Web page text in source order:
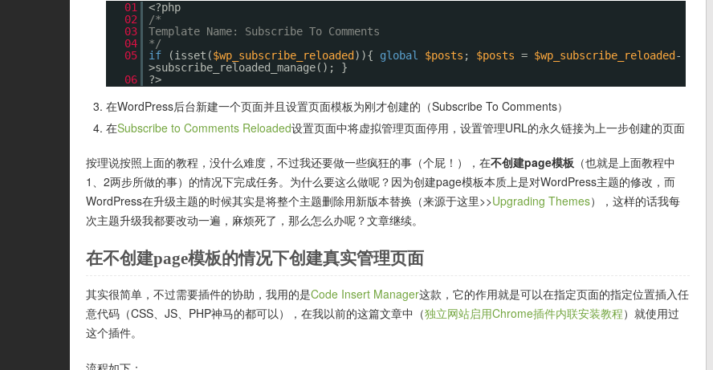
01
<?php
02
/*
03
Template Name: Subscribe To Comments
04
*/
05
if (isset($wp_subscribe_reloaded )){ global $posts ; $posts = $wp_subscribe_reloaded -
>subscribe_reloaded_manage(); }
06
?>
在WordPress后台新建一个页面并且设置页面模板为刚才创建的（Subscribe To Comments）
在Subscribe to Comments Reloaded设置页面中将虚拟管理页面停用，设置管理URL的永久链接为上一步创建的页面
按理说按照上面的教程，没什么难度，不过我还要做一些疯狂的事（个屁！），在不创建page模板 （也就是上面教程中
1、2两步所做的事）的情况下完成任务。为什么要这么做呢？因为创建page模板本质上是对WordPress主题的修改，而
WordPress在升级主题的时候其实是将整个主题删除用新版本替换（来源于这里>>Upgrading Themes），这样的话我每
次主题升级我都要改动一遍，麻烦死了，那么怎么办呢？文章继续。
在不创建page模板的情况下创建真实管理页面
其实很简单，不过需要插件的协助，我用的是Code Insert Manager这款，它的作用就是可以在指定页面的指定位置插入任
意代码（CSS、JS、PHP神马的都可以），在我以前的这篇文章中（独立网站启用Chrome插件内联安装教程）就使用过
这个插件。